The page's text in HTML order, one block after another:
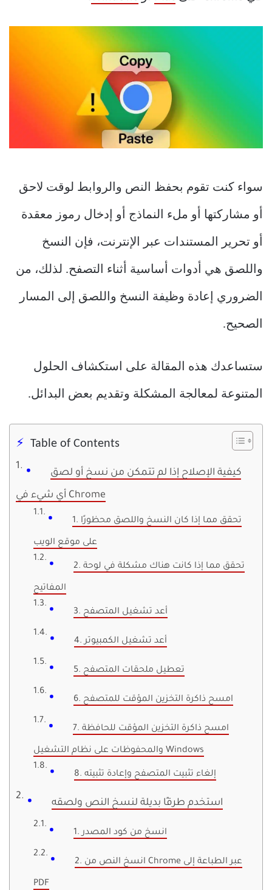
سواء كنت تقوم بحفظ النص والروابط لوقت لاحق
أو مشاركتها أو ملء النماذج أو إدخال رموز معقدة
أو تحرير المستندات عبر الإنترنت، فإن النسخ
واللصق هي أدوات أساسية أثناء التصفح. لذلك، من
الضروري إعادة وظيفة النسخ واللصق إلى المسار
الصحيح.
ستساعدك هذه المقالة على استكشاف الحلول
المتنوعة لمعالجة المشكلة وتقديم بعض البدائل.
Table of Contents
كيفية الإصلاح إذا لم تتمكن من نسخ أو لصق
أي شيء في Chrome
1. تحقق مما إذا كان النسخ واللصق محظورًا
على موقع الويب
2. تحقق مما إذا كانت هناك مشكلة في لوحة
المفاتيح
3. أعد تشغيل المتصفح
4. أعد تشغيل الكمبيوتر
5. تعطيل ملحقات المتصفح
6. امسح ذاكرة التخزين المؤقت للمتصفح
7. امسح ذاكرة التخزين المؤقت للحافظة
والمحفوظات على نظام التشغيل Windows
8. إلغاء تثبيت المتصفح وإعادة تثبيته
استخدم طرقًا بديلة لنسخ النص ولصقه
1. انسخ من كود المصدر
2. انسخ النص من Chrome عبر الطباعة إلى
PDF